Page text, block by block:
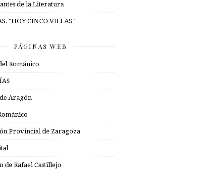
de la Literatura
"HOY CINCO VILLAS"
PÁGINAS WEB
Románico
Aragón
Provincial de Zaragoza
de Rafael Castillejo